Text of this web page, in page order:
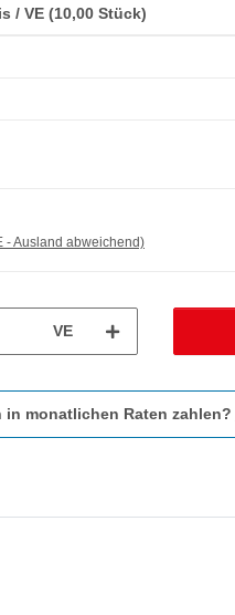
/ VE (10,00 Stück)
- Ausland abweichend)
VE
in monatlichen Raten zahlen?